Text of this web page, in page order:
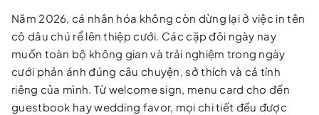
Năm 2026, cá nhân hóa không còn dừng lại ở việc in tên
cô dâu chú rể lên thiệp cưới. Các cặp đôi ngày nay
muốn toàn bộ không gian và trải nghiệm trong ngày
cưới phản ánh đúng câu chuyện, sở thích và cá tính
riêng của mình. Từ welcome sign, menu card cho đến
guestbook hay wedding favor, mọi chi tiết đều được